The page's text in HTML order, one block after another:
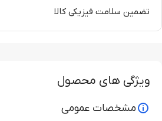
تضمین سلامت فیزیکی کالا
ویژگی های محصول
مشخصات عمومی